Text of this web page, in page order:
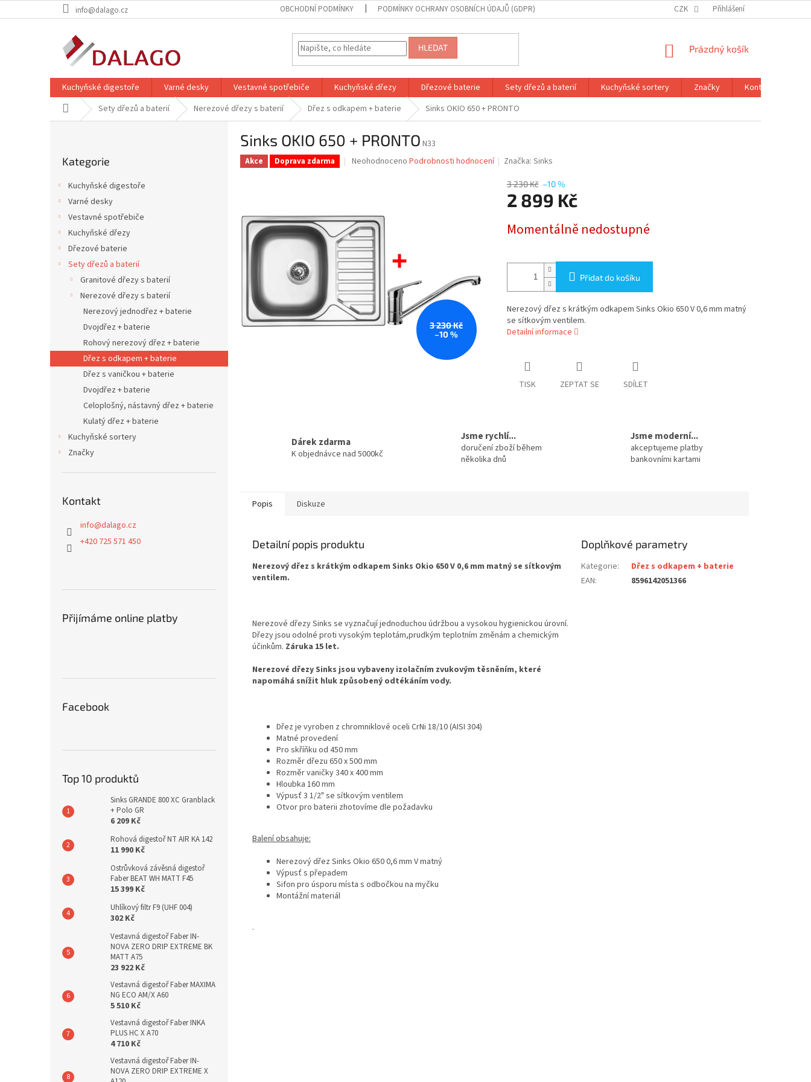
na
info@dalago.cz OBCHODNÍ PODMÍNKY PODMÍNKY OCHRANY OSOBNÍCH ÚDAJŮ (GDPR) CZK Přihlášení
HLEDAT
NÁKUPNÍ
Prázdný košík
Kuchyňské digestoře Varné desky Vestavné spotřebiče Kuchyňské dřezy Dřezové baterie Sety dřezů a baterií Kuchyňské sortery Značky Kontakty
Domů Sety dřezů a baterií Nerezové dřezy s baterií Dřez s odkapem + baterie Sinks OKIO 650 + PRONTO
kategorie
Kategorie
Kuchyňské digestoře
Varné desky
Vestavné spotřebiče
Kuchyňské dřezy
Dřezové baterie
Sety dřezů a baterií
Granitové dřezy s baterií
Nerezové dřezy s baterií
Nerezový jednodřez + baterie
Dvojdřez + baterie
Rohový nerezový dřez + baterie
Dřez s odkapem + baterie
Dřez s vaničkou + baterie
Dvojdřez + baterie
Celoplošný, nástavný dřez + baterie
Kulatý dřez + baterie
Kuchyňské sortery
Značky
Kontakt
info@dalago.cz
+420 725 571 450
Přijímáme online platby
Facebook
Top 10 produktů
Sinks GRANDE 800 XC Granblack
+ Polo GR
6 209 Kč
Rohová digestoř NT AIR KA 142
11 990 Kč
Ostrůvková závěsná digestoř
Faber BEAT WH MATT F45
15 399 Kč
Uhlíkový filtr F9 (UHF 004)
302 Kč
Vestavná digestoř Faber IN-
NOVA ZERO DRIP EXTREME BK
MATT A75
23 922 Kč
Vestavná digestoř Faber MAXIMA
NG ECO AM/X A60
5 510 Kč
Vestavná digestoř Faber INKA
PLUS HC X A70
4 710 Kč
Vestavná digestoř Faber IN-
NOVA ZERO DRIP EXTREME X
Sinks OKIO 650 + PRONTO N33
Akce Doprava zdarma
Průměrné
z
5
hvězdiček.
Neohodnoceno Podrobnosti hodnocení Značka:Sinks
3 230 Kč
–10 %
3 230 Kč –10 %
2 899 Kč
cena:
Momentálně nedostupné
Přidat do košíku
Nerezový dřez s krátkým odkapem Sinks Okio 650 V 0,6 mm matný
se sítkovým ventilem.
Detailní informace
TISK ZEPTAT SE SDÍLET
Dárek zdarma
K objednávce nad 5000kč
Jsme rychlí...
doručení zboží během
několika dnů
Jsme moderní...
akceptujeme platby
bankovními kartami
Popis Diskuze
Detailní popis produktu
Nerezový dřez s krátkým odkapem Sinks Okio 650 V 0,6 mm matný se sítkovým
ventilem.
Nerezové dřezy Sinks se vyznačují jednoduchou údržbou a vysokou hygienickou úrovní.
Dřezy jsou odolné proti vysokým teplotám,prudkým teplotním změnám a chemickým
účinkům. Záruka 15 let.
Nerezové dřezy Sinks jsou vybaveny izolačním zvukovým těsněním, které
napomáhá snížit hluk způsobený odtékáním vody.
Dřez je vyroben z chromniklové oceli CrNi 18/10 (AISI 304)
Matné provedení
Pro skříňku od 450 mm
Rozměr dřezu 650 x 500 mm
Rozměr vaničky 340 x 400 mm
Hloubka 160 mm
Výpusť 3 1/2" se sítkovým ventilem
Otvor pro baterii zhotovíme dle požadavku
Balení obsahuje:
Nerezový dřez Sinks Okio 650 0,6 mm V matný
Výpusť s přepadem
Sifon pro úsporu místa s odbočkou na myčku
Montážní materiál
.
Doplňkové parametry
Kategorie:
Dřez s odkapem + baterie
EAN: 8596142051366